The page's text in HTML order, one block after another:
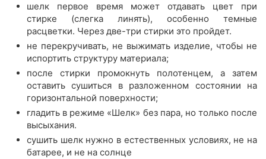
шелк первое время может отдавать цвет при
стирке (слегка линять), особенно темные
расцветки. Через две-три стирки это пройдет.
не перекручивать, не выжимать изделие, чтобы не
испортить структуру материала;
после стирки промокнуть полотенцем, а затем
оставить сушиться в разложенном состоянии на
горизонтальной поверхности;
гладить в режиме «Шелк» без пара, но только после
высыхания.
сушить шелк нужно в естественных условиях, не на
батарее, и не на солнце